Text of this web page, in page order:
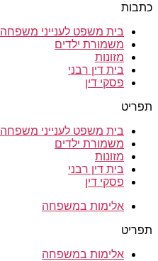
כתבות
בית משפט לענייני משפחה
משמורת ילדים
מזונות
בית דין רבני
פסקי דין
תפריט
בית משפט לענייני משפחה
משמורת ילדים
מזונות
בית דין רבני
פסקי דין
אלימות במשפחה
תפריט
אלימות במשפחה